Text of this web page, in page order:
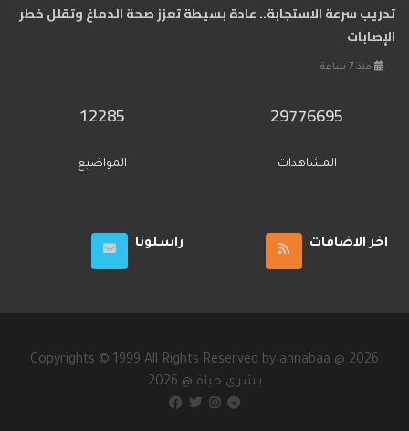
تدريب سرعة الاستجابة.. عادة بسيطة تعزز صحة الدماغ وتقلل خطر
الإصابات
منذ 7 ساعة
29776695
المشاهدات
12285
المواضيع
اخر الاضافات راسلونا
Copyrights © 1999 All Rights Reserved by annabaa @ 2026
2026 @ بشرى حياة